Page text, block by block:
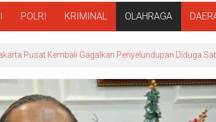
POLRI KRIMINAL OLAHRAGA
Pusat Kembali Gagalkan Penyelundupan Diduga